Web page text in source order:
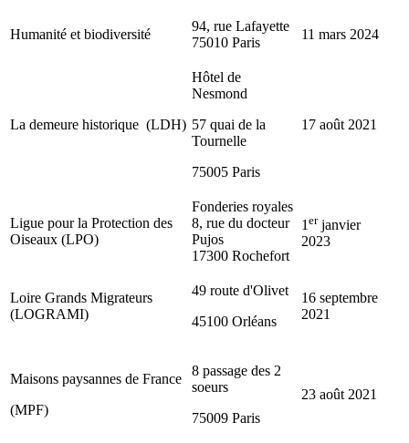
Humanité et biodiversité
94, rue Lafayette
75010 Paris
11 mars 2024
La demeure historique (LDH)
Hôtel de
Nesmond
57 quai de la
Tournelle
75005 Paris
17 août 2021
Ligue pour la Protection des
Oiseaux (LPO)
Fonderies royales
8, rue du docteur
Pujos
17300 Rochefort
1 erjanvier
2023
Loire Grands Migrateurs
(LOGRAMI)
49 route d'Olivet
45100 Orléans
16 septembre
2021
Maisons paysannes de France
(MPF)
8 passage des 2
soeurs
75009 Paris
23 août 2021